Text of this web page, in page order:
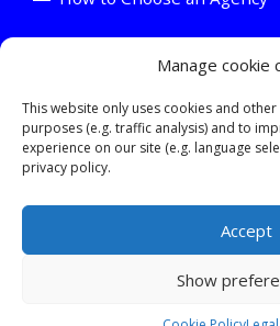
Manage cookie
This website only uses cookies and
purposes (e.g. traffic analysis) and to
experience on our site (e.g. language
privacy policy.
Accept
Show
Are you an agency?
Discover the A2C
Events and Training
Resources
© 2026 ASSOCIATION OF CREATIVE
LEGAL NOTICES